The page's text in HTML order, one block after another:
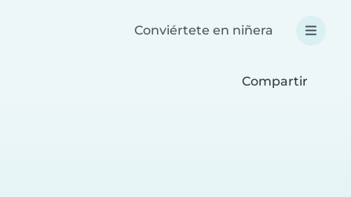
Conviértete en niñera
Compartir